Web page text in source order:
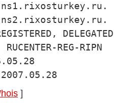
ns1.rixosturkey.ru.
ns2.rixosturkey.ru.
DELEGATED
REG-RIPN
]